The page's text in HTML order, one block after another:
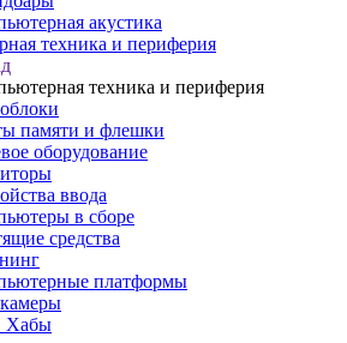
акустика
техника и периферия
техника и периферия
памяти и флешки
оборудование
ввода
в сборе
средства
платформы
Хабы